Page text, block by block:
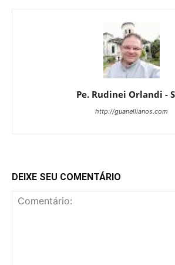
Pe. Rudinei Orlandi -
http://guanellianos.com
DEIXE SEU COMENTÁRIO